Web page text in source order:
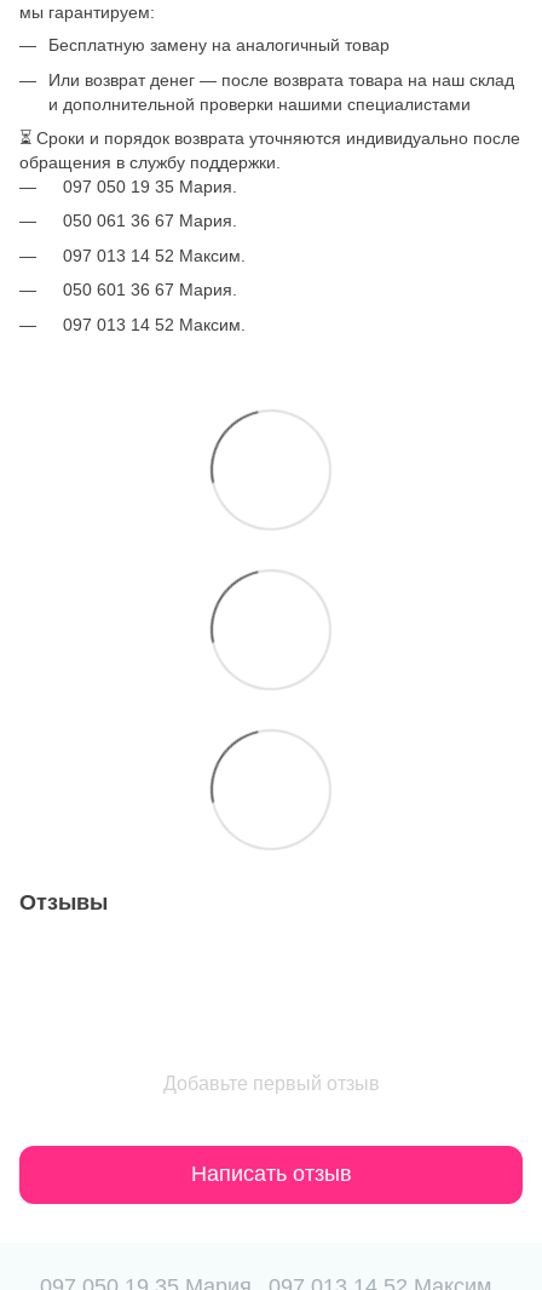
мы гарантируем:
Бесплатную замену на аналогичный товар
Или возврат денег — после возврата товара на наш склад
и дополнительной проверки нашими специалистами
⏳ Сроки и порядок возврата уточняются индивидуально после
обращения в службу поддержки.
097 050 19 35 Мария.
050 061 36 67 Мария.
097 013 14 52 Максим.
050 601 36 67 Мария.
097 013 14 52 Максим.
Отзывы
Добавьте первый отзыв
Написать отзыв